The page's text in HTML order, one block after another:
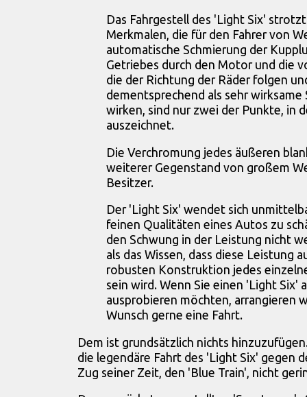
Das Fahrgestell des 'Light Six'
Merkmalen, die für den Fahrer von
automatische Schmierung der
Getriebes durch den Motor und die
die der Richtung der Räder folgen
dementsprechend als sehr
wirken, sind nur zwei der Punkte, in
auszeichnet.
Die Verchromung jedes äußeren
weiterer Gegenstand von großem
Besitzer.
Der 'Light Six' wendet sich
feinen Qualitäten eines Autos zu
den Schwung in der Leistung nicht
als das Wissen, dass diese Leistung
robusten Konstruktion jedes
sein wird. Wenn Sie einen 'Light Six'
ausprobieren möchten, arrangieren
Wunsch gerne eine Fahrt.
Dem ist grundsätzlich nichts
die legendäre Fahrt des 'Light Six' gegen
Zug seiner Zeit, den 'Blue Train', nicht